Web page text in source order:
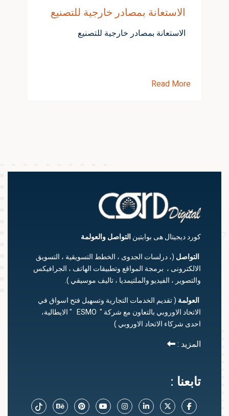
الاستعانة بمصادر خارجية للتصنيع
الاستعانة بمصادر خارجية للتصنيع
Read More
كورد ديجيتال هى بوابتينالتواصلوالعولمة
التواصل (، درلسات الجدوى ، الخطط التسويقية ، التسويق
الالكترونى ، برمجة المواقع وتطبيقات الهاتف ، الجرافيكس
والتصوير ، الفيديو والملتيمديا ، تاليف موسيقي ).
العولمة ( تقديم الخدمات التجارية وتسهيل فتح اسواق في
الاتحاد الاوروبي بالتعاون مع شركة " ESMO " الايطالية،
احدى شركاء الاتحاد الاوروبي )
المزيد :
تابعنا :